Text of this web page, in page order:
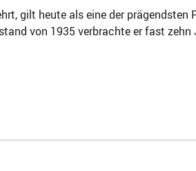
gilt heute als eine der prägendsten
von 1935 verbrachte er fast